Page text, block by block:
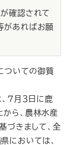
が確認されて
があればお願
ついての御質
７月３日に鹿
ら、農林水産
づきまして、全
においては、